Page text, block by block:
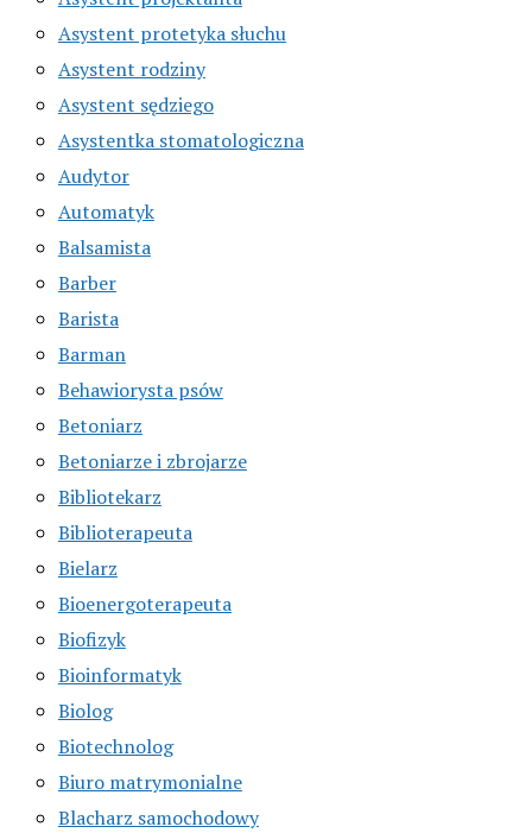
Asystent protetyka słuchu
Asystent rodziny
Asystent sędziego
Asystentka stomatologiczna
Audytor
Automatyk
Balsamista
Barber
Barista
Barman
Behawiorysta psów
Betoniarz
Betoniarze i zbrojarze
Bibliotekarz
Biblioterapeuta
Bielarz
Bioenergoterapeuta
Biofizyk
Bioinformatyk
Biolog
Biotechnolog
Biuro matrymonialne
Blacharz samochodowy